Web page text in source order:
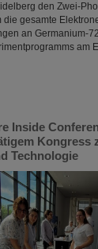
den Zwei-
die gesamte
an Germanium-
am
Inside
Kongress
Technologie